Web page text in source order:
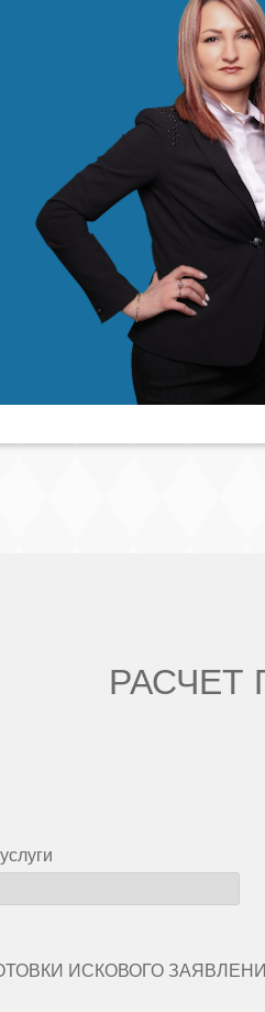
РАСЧЕТ
ИСКОВОГО